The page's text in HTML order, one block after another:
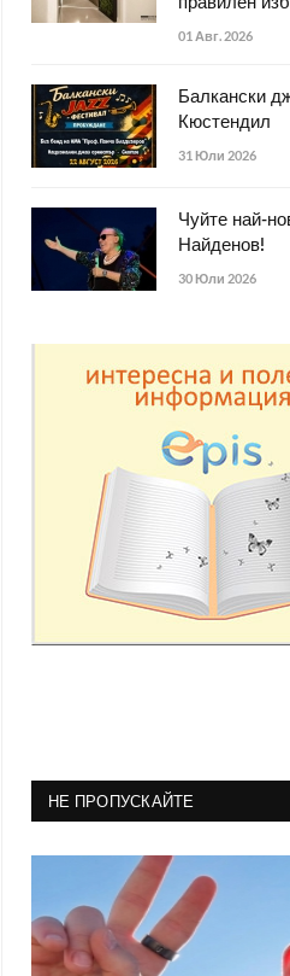
01 Авг. 2026
Балкански
Кюстендил
31 Юли 2026
Чуйте най-
Найденов!
30 Юли 2026
НЕ ПРОПУСКАЙТЕ